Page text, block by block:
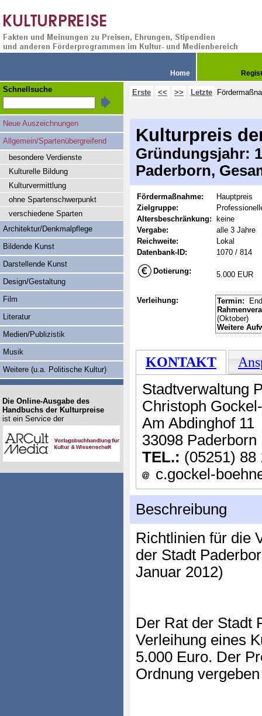
Home
Erste << >> Letzte
Kulturpreis
Gründungsjahr:
Paderborn,
Fördermaßnahme:
Hauptpreis
Zielgruppe:
Altersbeschränkung:
keine
Vergabe:
alle 3 Jahre
Reichweite:
Lokal
Datenbank-ID:
1070 / 814
Dotierung: 5.000 EUR
Verleihung: Termin:
(Oktober)
Weitere
KONTAKT
Stadtverwaltung
Christoph
Am Abdinghof 11
33098 Paderborn
TEL.: (05251) 88
c.gockel-
Beschreibung
Richtlinien für die
der Stadt
Januar 2012)
Der Rat der Stadt
Verleihung eines
5.000 Euro. Der
Ordnung
Schnellsuche
Neue Auszeichnungen
Allgemein/Spartenübergreifend
besondere Verdienste
Kulturelle Bildung
Kulturvermittlung
ohne Spartenschwerpunkt
verschiedene Sparten
Architektur/Denkmalpflege
Bildende Kunst
Darstellende Kunst
Design/Gestaltung
Film
Literatur
Medien/Publizistik
Musik
Weitere (u.a. Politische Kultur)
Die Online-Ausgabe des
Handbuchs der Kulturpreise
ist ein Service der